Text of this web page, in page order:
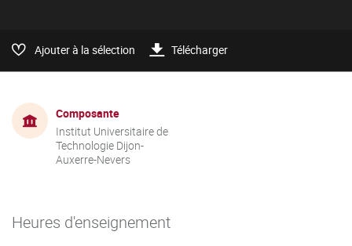
Ajouter à la sélection Télécharger
Composante
Institut Universitaire de
Technologie Dijon-
Auxerre-Nevers
Heures d'enseignement